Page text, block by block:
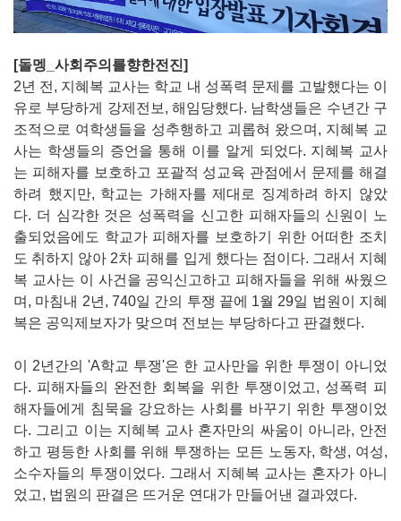
[돌멩_사회주의를향한전진]
2년 전, 지혜복 교사는 학교 내 성폭력 문제를 고발했다는 이
유로 부당하게 강제전보, 해임당했다. 남학생들은 수년간 구
조적으로 여학생들을 성추행하고 괴롭혀 왔으며, 지혜복 교
사는 학생들의 증언을 통해 이를 알게 되었다. 지혜복 교사
는 피해자를 보호하고 포괄적 성교육 관점에서 문제를 해결
하려 했지만, 학교는 가해자를 제대로 징계하려 하지 않았
다. 더 심각한 것은 성폭력을 신고한 피해자들의 신원이 노
출되었음에도 학교가 피해자를 보호하기 위한 어떠한 조치
도 취하지 않아 2차 피해를 입게 했다는 점이다. 그래서 지혜
복 교사는 이 사건을 공익신고하고 피해자들을 위해 싸웠으
며, 마침내 2년, 740일 간의 투쟁 끝에 1월 29일 법원이 지혜
복은 공익제보자가 맞으며 전보는 부당하다고 판결했다.
이 2년간의 'A학교 투쟁'은 한 교사만을 위한 투쟁이 아니었
다. 피해자들의 완전한 회복을 위한 투쟁이었고, 성폭력 피
해자들에게 침묵을 강요하는 사회를 바꾸기 위한 투쟁이었
다. 그리고 이는 지혜복 교사 혼자만의 싸움이 아니라, 안전
하고 평등한 사회를 위해 투쟁하는 모든 노동자, 학생, 여성,
소수자들의 투쟁이었다. 그래서 지혜복 교사는 혼자가 아니
었고, 법원의 판결은 뜨거운 연대가 만들어낸 결과였다.